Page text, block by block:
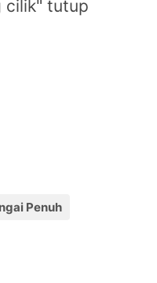
cilik" tutup
Penuh